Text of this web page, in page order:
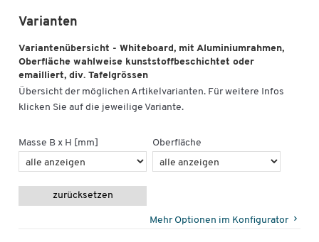
Varianten
Variantenübersicht - Whiteboard, mit Aluminiumrahmen,
Oberfläche wahlweise kunststoffbeschichtet oder
emailliert, div. Tafelgrössen
Übersicht der möglichen Artikelvarianten. Für weitere Infos
klicken Sie auf die jeweilige Variante.
Masse B x H [mm] Oberfläche
zurücksetzen
Mehr Optionen im Konfigurator